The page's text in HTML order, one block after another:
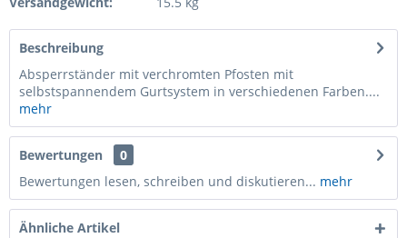
Beschreibung
Absperrständer mit verchromten Pfosten mit
selbstspannendem Gurtsystem in verschiedenen Farben....
mehr
Bewertungen
0
Bewertungen lesen, schreiben und diskutieren... mehr
Ähnliche Artikel